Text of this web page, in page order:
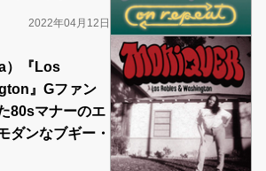
2022年04月12日
）『Los
』Gファン
80sマナーのエ
ダンなブギー・